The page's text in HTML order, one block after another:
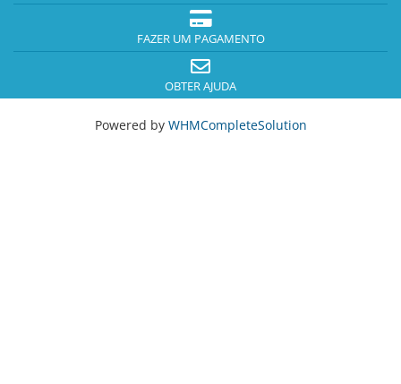
FAZER UM PAGAMENTO
OBTER AJUDA
Powered by WHMCompleteSolution